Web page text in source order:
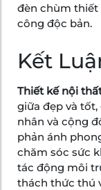
đèn chùm thiết
công độc bản.
Kết
Thiết kế nội
giữa đẹp và
nhân và cộng
phản ánh
chăm sóc sức
tác động môi
thách thức thú